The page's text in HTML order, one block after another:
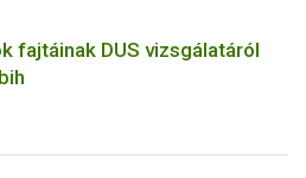
fajtáinak DUS vizsgálatáról